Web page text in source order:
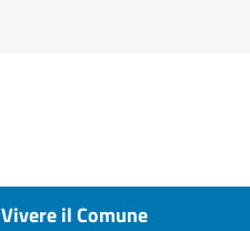
Vivere il Comune